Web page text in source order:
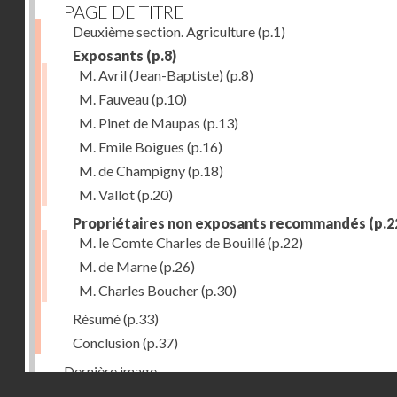
PAGE DE TITRE
Deuxième section. Agriculture(p.1)
Exposants (p.8)
M. Avril (Jean-Baptiste) (p.8)
M. Fauveau(p.10)
M. Pinet de Maupas (p.13)
M. Emile Boigues (p.16)
M. de Champigny(p.18)
M. Vallot(p.20)
Propriétaires non exposants recommandés
M. le Comte Charles de Bouillé(p.22)
M. de Marne(p.26)
M. Charles Boucher(p.30)
Résumé(p.33)
Conclusion(p.37)
Dernière image